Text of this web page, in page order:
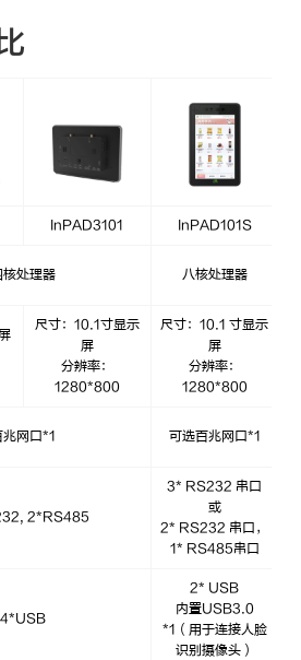
InPAD3101 InPAD101S
核处理器 八核处理器
尺寸：10.1寸显示
屏
分辨率：
1280*800
尺寸：10.1 寸显示
屏
分辨率：
1280*800
兆网口*1 可选百兆网口*1
2*RS485
3* RS232 串口
或
2* RS232 串口，
1* RS485串口
4*USB
2* USB
内置USB3.0
*1（用于连接人脸
识别摄像头）